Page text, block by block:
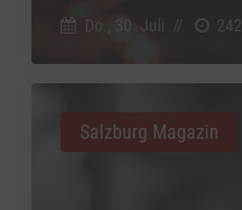
Do., 30. Juli // 242
Salzburg Magazin